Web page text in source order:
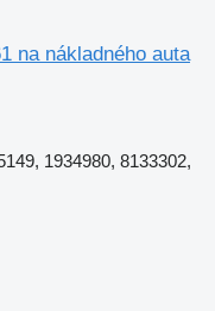
na nákladného auta
1934980, 8133302,